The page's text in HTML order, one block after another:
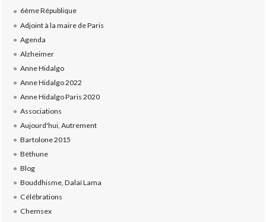
6ème République
Adjoint à la maire de Paris
Agenda
Alzheimer
Anne Hidalgo
Anne Hidalgo 2022
Anne Hidalgo Paris 2020
Associations
Aujourd'hui, Autrement
Bartolone 2015
Béthune
Blog
Bouddhisme, Dalaï Lama
Célébrations
Chemsex